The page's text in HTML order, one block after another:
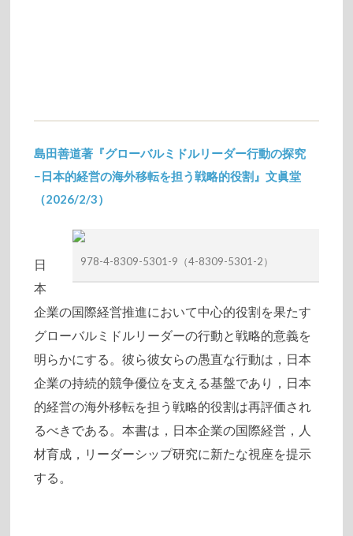
島田善道著『グローバルミドルリーダー行動の探究
−日本的経営の海外移転を担う戦略的役割』文眞堂
（2026/2/3）
978-4-8309-5301-9（4-8309-5301-2）
日
本
企業の国際経営推進において中心的役割を果たす
グローバルミドルリーダーの行動と戦略的意義を
明らかにする。彼ら彼女らの愚直な行動は，日本
企業の持続的競争優位を支える基盤であり，日本
的経営の海外移転を担う戦略的役割は再評価され
るべきである。本書は，日本企業の国際経営，人
材育成，リーダーシップ研究に新たな視座を提示
する。